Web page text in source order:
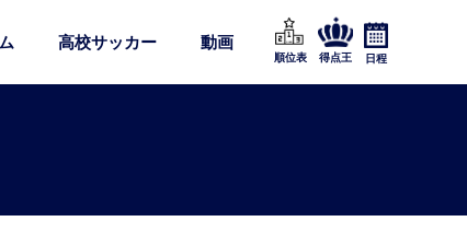
高校サッカー 動画
順位表 得点王 日程